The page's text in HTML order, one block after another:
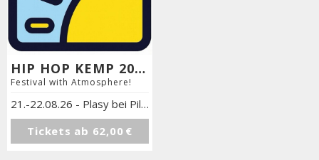
HIP HOP KEMP 2026
Festival with Atmosphere!
21.-22.08.26 - Plasy bei Pilsen / Tschechien
Tickets ab 62,00 €